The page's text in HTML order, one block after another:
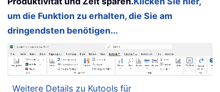
um die Funktion zu erhalten, die Sie am
dringendsten benötigen...
Weitere Details zu Kutools für